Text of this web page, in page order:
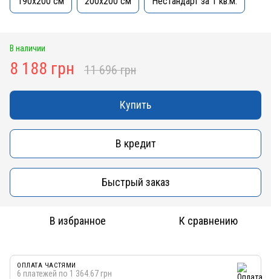
В наличии
8 188 грн 11 696 грн
Купить
В кредит
Быстрый заказ
В избранное К сравнению
ОПЛАТА ЧАСТЯМИ
6 платежей по 1 364.67 грн